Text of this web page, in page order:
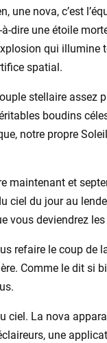
une nova, c’est
dire une étoile
qui illumine
spatial.
stellaire assez
boudins
notre propre
maintenant et
ciel du jour au
vous deviendrez
refaire le coup de
Comme le dit si
ciel. La nova
une